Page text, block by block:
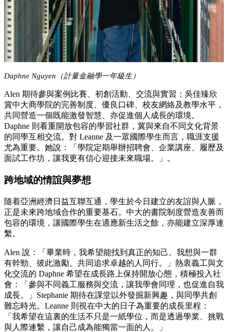
Daphne Nguyen（計量金融學一年級生）
Alen 期待參與案例比賽、初創活動、交流與實習；吳佳臻欣
賞中大商學院的完善制度、優良口碑、校友網絡及教學水平，
共同營造一個既能激發智慧、亦促進個人成長的環境。
Daphne 則看重開放包容的學習社群，冀與來自不同文化背景
的同學互相交流。對 Leanne 及一眾國際學生而言，職涯支援
尤為重要。她說：「學院定期舉辦招聘會、企業講座、履歷及
面試工作坊，讓我更有信心迎接未來職場。」。
跨地域的情誼與夢想
隨着亞洲經濟日益互聯互通，學生於今日建立的友誼與人脈，
正是未來跨地域合作的重要基石。中大的書院制度營造友善而
包容的環境，讓國際學生在適應新生活之餘，亦能建立深厚連
繫。
Alen 說：「畢業時，我希望能找到真正的知己。我想與一群
有幹勁、彼此激勵、共同追求卓越的人同行。」熱衷義工與文
化交流的 Daphne 希望在成長路上保持開放心態，積極投入社
會：「參與不同義工服務與交流，讓我學會同理，也促進自我
成長。」Stephanie 期待在課堂以外發掘新興趣，與同學共創
難忘時光。Leanne 則視在中大的日子為重要的成長里程：
「我希望在這裏的生活不只是一紙學位，而是透過學業、挑戰
與人際連繫，讓自己成為能獨當一面的人。」